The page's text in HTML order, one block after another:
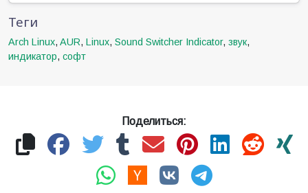
Теги
Arch Linux, AUR, Linux, Sound Switcher Indicator, звук,
индикатор, софт
Поделиться: